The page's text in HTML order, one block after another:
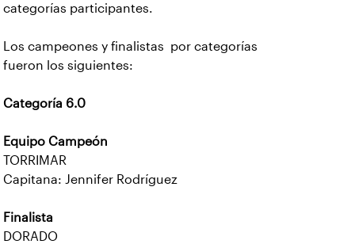
categorías participantes.
Los campeones y finalistas por categorías
fueron los siguientes:
Categoría 6.0
Equipo Campeón
TORRIMAR
Capitana: Jennifer Rodríguez
Finalista
DORADO